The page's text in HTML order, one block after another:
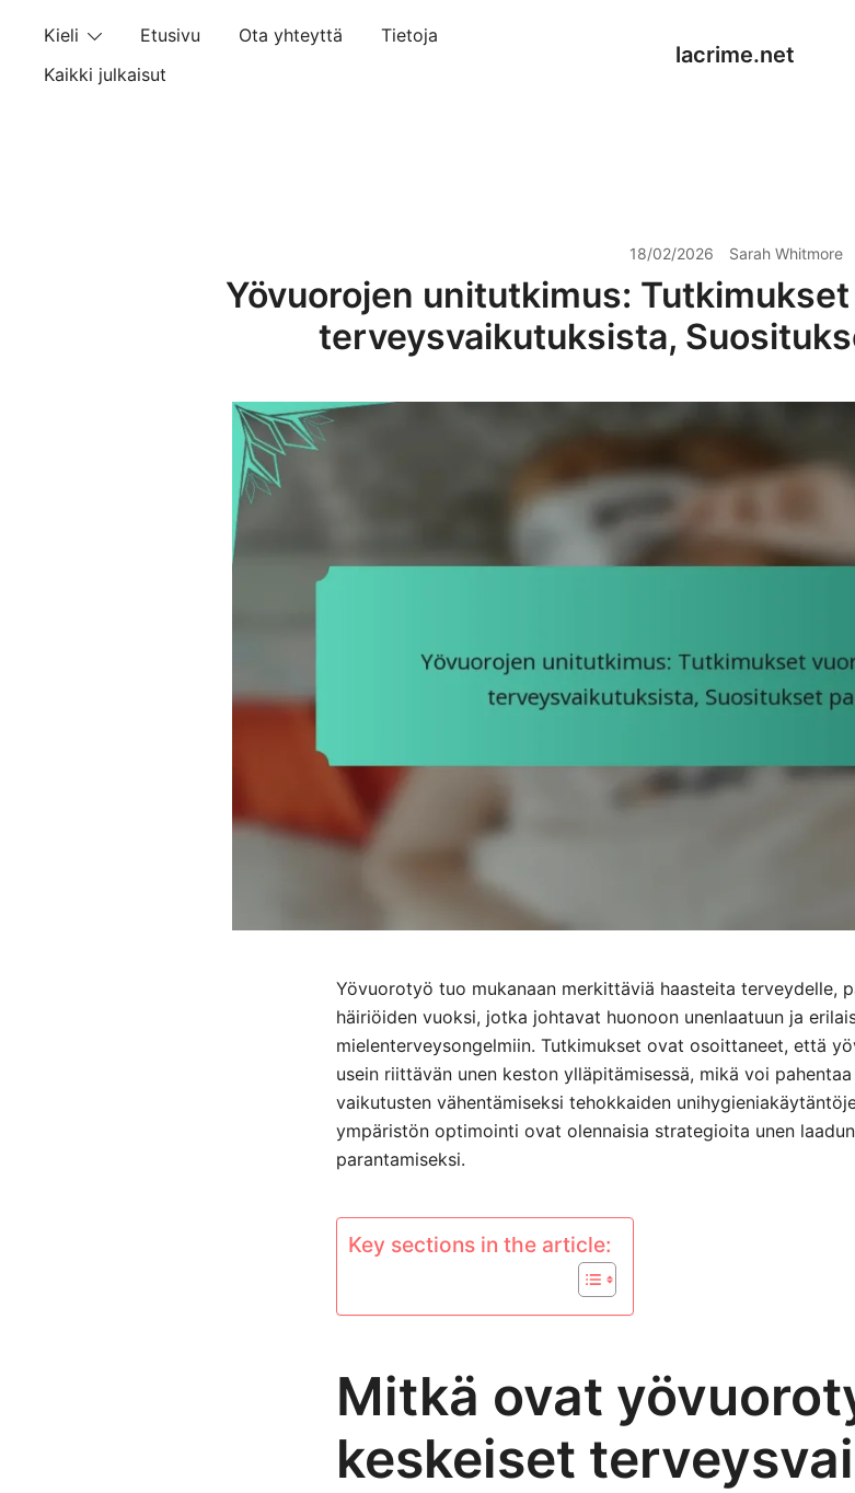
content
Kieli Etusivu Ota yhteyttä
Tietoja
Kaikki julkaisut
lacrime.net
18/02/2026 Sarah Whitmore
Yövuorojen unitutkimus:
terveysvaikutuksista,
Yövuorotyö tuo mukanaan merkittäviä haasteita terveydelle,
häiriöiden vuoksi, jotka johtavat huonoon unenlaatuun ja
mielenterveysongelmiin. Tutkimukset ovat osoittaneet, että
usein riittävän unen keston ylläpitämisessä, mikä voi
vaikutusten vähentämiseksi tehokkaiden
ympäristön optimointi ovat olennaisia strategioita unen
parantamiseksi.
Key sections in the article:
Mitkä ovat
keskeiset